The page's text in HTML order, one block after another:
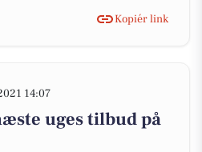
Kopiér link
14:07
uges tilbud på